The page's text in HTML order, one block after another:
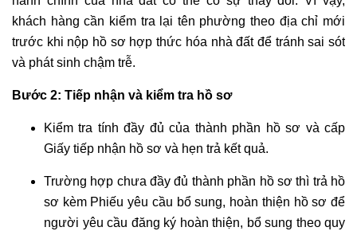
khách hàng cần kiểm tra lại tên phường theo địa chỉ mới
trước khi nộp hồ sơ hợp thức hóa nhà đất để tránh sai sót
và phát sinh chậm trễ.
Bước 2: Tiếp nhận và kiểm tra hồ sơ
Kiểm tra tính đầy đủ của thành phần hồ sơ và cấp
Giấy tiếp nhận hồ sơ và hẹn trả kết quả.
Trường hợp chưa đầy đủ thành phần hồ sơ thì trả hồ
sơ kèm Phiếu yêu cầu bổ sung, hoàn thiện hồ sơ để
người yêu cầu đăng ký hoàn thiện, bổ sung theo quy